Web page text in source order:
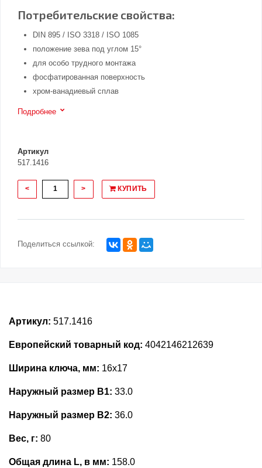
Потребительские свойства:
DIN 895 / ISO 3318 / ISO 1085
положение зева под углом 15°
для особо трудного монтажа
фосфатированная поверхность
хром-ванадиевый сплав
Подробнее
Артикул
517.1416
< > КУПИТЬ
Поделиться ссылкой:
Артикул: 517.1416
Европейский товарный код: 4042146212639
Ширина ключа, мм: 16x17
Наружный размер В1: 33.0
Наружный размер В2: 36.0
Вес, г: 80
Общая длина L, в мм: 158.0